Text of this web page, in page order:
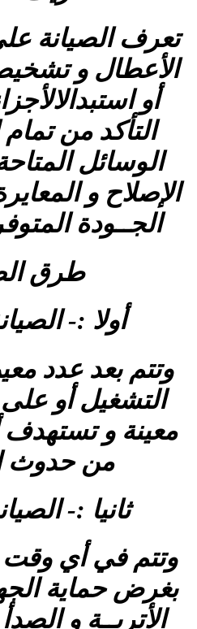
تعرف الصيانة
الأعطال و
أو
التأكد من
الوسائل
الإصلاح و
الجــودة
طرق
أولا :-
وتتم بعد عدد
التشغيل أو
معينة و تستهدف
من حدوث
ثانيا :-
وتتم في أي
بغرض حماية
الأتربــة و